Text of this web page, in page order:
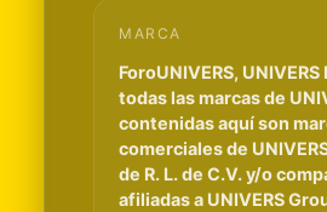
MARCA
ForoUNIVERS, UNIVERS
todas las marcas de
contenidas aquí son
comerciales de
de R. L. de C.V. y/o
afiliadas a UNIVERS